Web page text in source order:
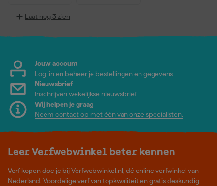
Laat nog 3 zien
Jouw account
Log-in en beheer je bestellingen en gegevens
Nieuwsbrief
Inschrijven wekelijkse nieuwsbrief
Wij helpen je graag
Neem contact op met één van onze specialisten.
Leer Verfwebwinkel beter kennen
Verf kopen doe je bij Verfwebwinkel.nl, dé online verfwinkel van
Nederland. Voordelige verf van topkwaliteit en gratis deskundig